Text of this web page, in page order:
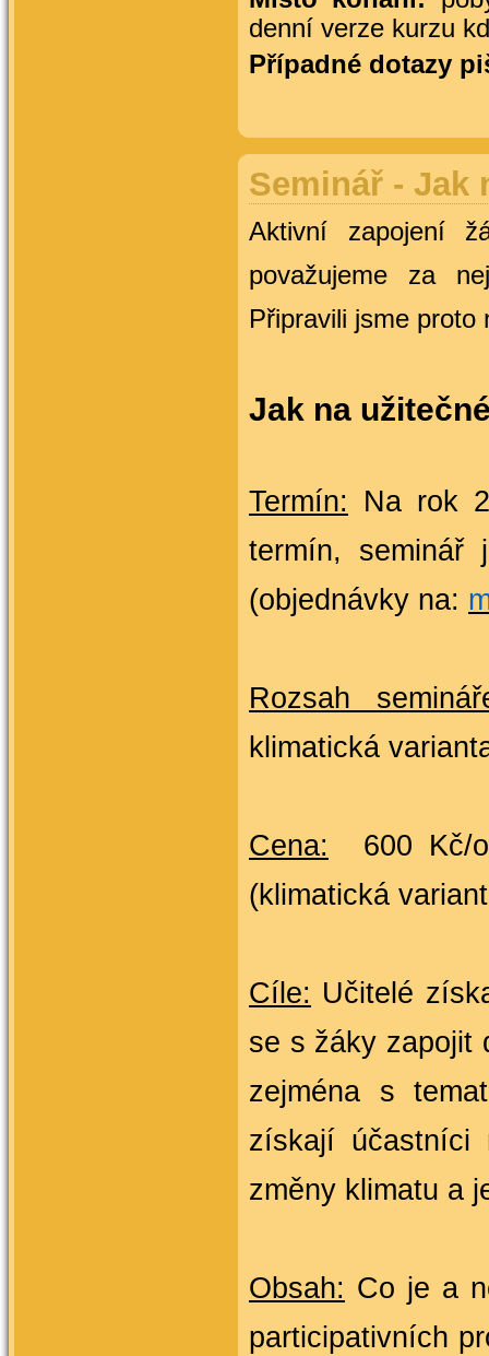
denní verze kurzu
Případné dotazy
Seminář - Jak
Aktivní zapojení
považujeme za
Připravili jsme proto
Jak na
Termín: Na rok
termín, seminář
(objednávky na:
Rozsah
klimatická
Cena:
6
(klimatická
Cíle: Učitelé
se s žáky zapojit
zejména s
získají účastníci
změny klimatu a
Obsah: Co je a
participativních